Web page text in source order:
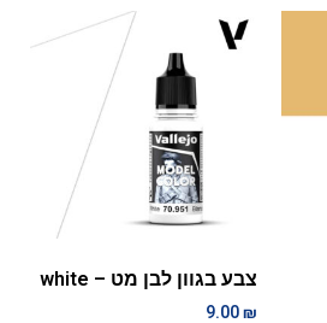
צבע בגוון לבן מט – white
9.00₪